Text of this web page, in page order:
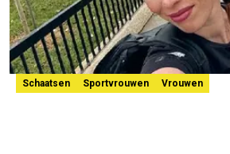
Schaatsen Sportvrouwen Vrouwen